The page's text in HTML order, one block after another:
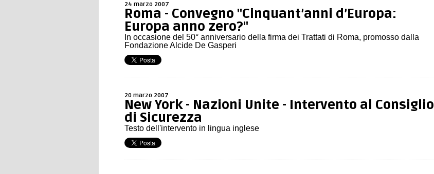
24 marzo 2007
Roma - Convegno "Cinquant’anni d’Europa:
Europa anno zero?"
In occasione del 50° anniversario della firma dei Trattati di Roma, promosso dalla
Fondazione Alcide De Gasperi
20 marzo 2007
New York - Nazioni Unite - Intervento al Consiglio
di Sicurezza
Testo dell'intervento in lingua inglese